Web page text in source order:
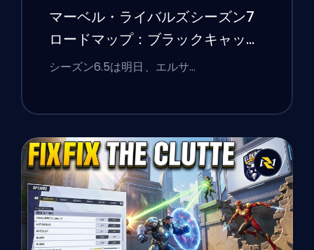
マーベル・ライバルズシーズン7
ロードマップ：ブラックキャッ
ト、ホワイトフォックス、そして
シーズン6.5は明日、エルサ…